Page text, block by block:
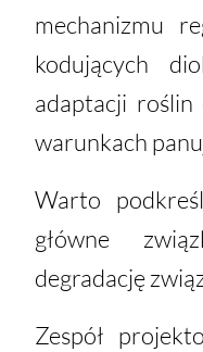
mechanizmu
kodujących
adaptacji roślin
warunkach
Warto
główne
degradację
Zespół